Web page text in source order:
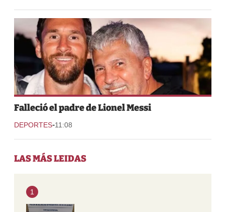
Falleció el padre de Lionel Messi
DEPORTES-11:08
LAS MÁS LEIDAS
1